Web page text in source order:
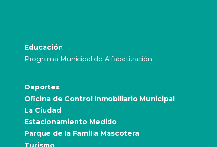
Educación
Programa Municipal de Alfabetización
Deportes
Oficina de Control Inmobiliario Municipal
La Ciudad
Estacionamiento Medido
Parque de la Familia Mascotera
Turismo